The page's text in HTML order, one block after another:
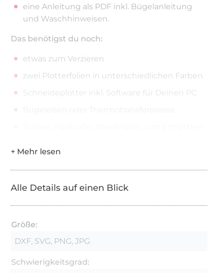
eine Anleitung als PDF inkl. Bügelanleitung
und Waschhinweisen.
Das benötigst du noch:
etwas zum Verzieren
zwei Plotterfolien in unterschiedlichen Farben
Schneideplotter inkl. Software für Deinen PC
Alle Details auf einen Blick
Größe:
DXF, SVG, PNG, JPG
Schwierigkeitsgrad: